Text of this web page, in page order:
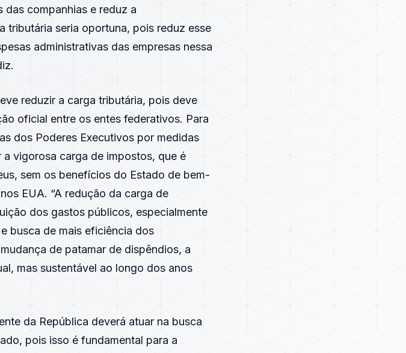
companhias e reduz a
tributária seria oportuna, pois reduz esse
administrativas das empresas nessa
reduzir a carga tributária, pois deve
oficial entre os entes federativos. Para
dos Poderes Executivos por medidas
vigorosa carga de impostos, que é
sem os benefícios do Estado de bem-
EUA. “A redução da carga de
dos gastos públicos, especialmente
busca de mais eficiência dos
de patamar de dispêndios, a
mas sustentável ao longo dos anos
da República deverá atuar na busca
pois isso é fundamental para a